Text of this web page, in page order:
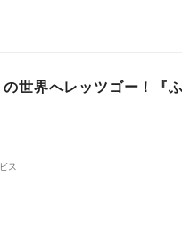
世界へレッツゴー！『
ス